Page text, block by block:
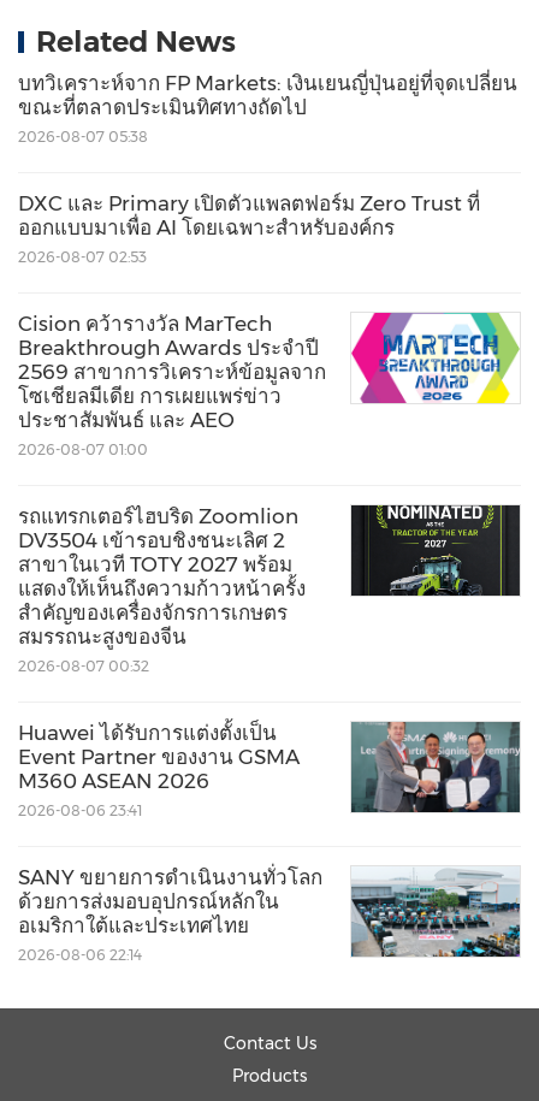
Related News
บทวิเคราะห์จาก FP Markets: เงินเยนญี่ปุ่นอยู่ที่จุดเปลี่ยน
ขณะที่ตลาดประเมินทิศทางถัดไป
2026-08-07 05:38
DXC และ Primary เปิดตัวแพลตฟอร์ม Zero Trust ที่
ออกแบบมาเพื่อ AI โดยเฉพาะสำหรับองค์กร
2026-08-07 02:53
Cision คว้ารางวัล MarTech
Breakthrough Awards ประจำปี
2569 สาขาการวิเคราะห์ข้อมูลจาก
โซเชียลมีเดีย การเผยแพร่ข่าว
ประชาสัมพันธ์ และ AEO
2026-08-07 01:00
รถแทรกเตอร์ไฮบริด Zoomlion
DV3504 เข้ารอบชิงชนะเลิศ 2
สาขาในเวที TOTY 2027 พร้อม
แสดงให้เห็นถึงความก้าวหน้าครั้ง
สำคัญของเครื่องจักรการเกษตร
สมรรถนะสูงของจีน
2026-08-07 00:32
Huawei ได้รับการแต่งตั้งเป็น
Event Partner ของงาน GSMA
M360 ASEAN 2026
2026-08-06 23:41
SANY ขยายการดำเนินงานทั่วโลก
ด้วยการส่งมอบอุปกรณ์หลักใน
อเมริกาใต้และประเทศไทย
2026-08-06 22:14
Contact Us
Products